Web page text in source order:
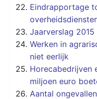
Eindrapportage
Jaarverslag 2015
Werken in
niet eerlijk
Horecabedrijven
miljoen euro
Aantal